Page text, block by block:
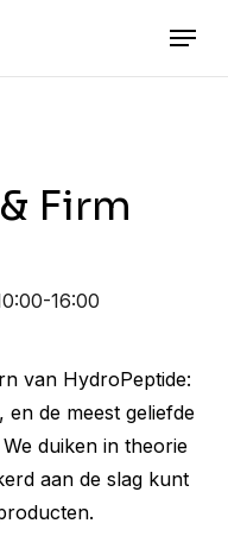
Menu
Firm
16:00
van HydroPeptide:
de meest geliefde
duiken in theorie
aan de slag kunt